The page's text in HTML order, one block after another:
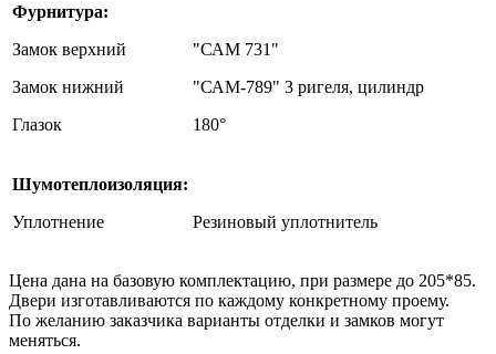
Фурнитура:
Замок верхний
Замок нижний
Глазок
"САМ 731"
"САМ-789" 3 ригеля, цилиндр
180°
Шумотеплоизоляция:
Уплотнение
Резиновый уплотнитель
Цена дана на базовую комплектацию, при размере до 205*85.
Двери изготавливаются по каждому конкретному проему.
По желанию заказчика варианты отделки и замков могут
меняться.